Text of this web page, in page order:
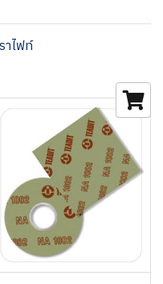
าไฟท์